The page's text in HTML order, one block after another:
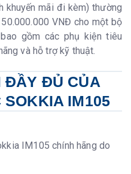
khuyến mãi đi kèm) thường
VNĐ cho một bộ
gồm các phụ kiện tiêu
và hỗ trợ kỹ thuật.
ĐẦY ĐỦ CỦA
IM105
IM105 chính hãng do